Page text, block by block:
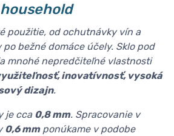
použitie, od ochutnávky vín a
bežné domáce účely. Sklo pod
mnohé nepredčiteľné vlastnosti
inovatívnosť, vysoká
dizajn.
je cca 0,8 mm. Spracovanie v
0,6 mmponúkame v podobe